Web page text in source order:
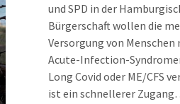
und SPD in der
Bürgerschaft wollen die
Versorgung von
Acute-Infection-
Long Covid oder ME/CFS
ist ein schnellerer